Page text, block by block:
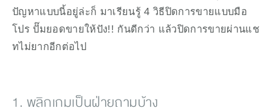
ปัญหาแบบนี้อยู่ล่ะก็ มาเรียนรู้ 4 วิธีปิดการขายแบบมือ
โปร ปั๊มยอดขายให้ปัง!! กันดีกว่า แล้วปิดการขายผ่านแช
ทไม่ยากอีกต่อไป
1. พลิกเกมเป็นฝ่ายถามบ้าง